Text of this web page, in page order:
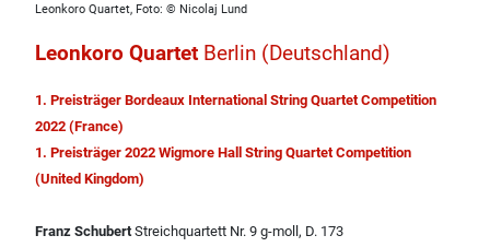
Leonkoro Quartet, Foto: © Nicolaj Lund
Leonkoro Quartet Berlin (Deutschland)
1. Preisträger Bordeaux International String Quartet Competition
2022 (France)
1. Preisträger 2022 Wigmore Hall String Quartet Competition
(United Kingdom)
Franz Schubert Streichquartett Nr. 9 g-moll, D. 173